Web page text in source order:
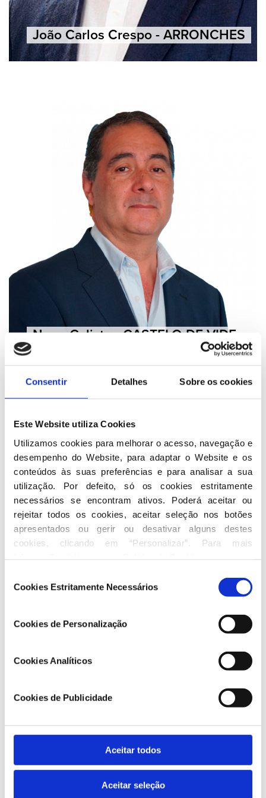
Consentir Detalhes Sobre os cookies
Este Website utiliza Cookies
Utilizamos cookies para melhorar o acesso, navegação e
desempenho do Website, para adaptar o Website e os
conteúdos às suas preferências e para analisar a sua
utilização. Por defeito, só os cookies estritamente
necessários se encontram ativos. Poderá aceitar ou
rejeitar todos os cookies, aceitar seleção nos botões
apresentados ou gerir ou desativar alguns destes
cookies, clicando em “Personalizar”. Para mais
deCookies Estritamente Necessários
Cookies de Personalização
Cookies Analíticos
Cookies de Publicidade
Aceitar todos
Aceitar seleção
João Carlos Crespo - ARRONCHES
Nuno Calixto - CASTELO DE VIDE
António Velez Gomes - FRONTEIRA